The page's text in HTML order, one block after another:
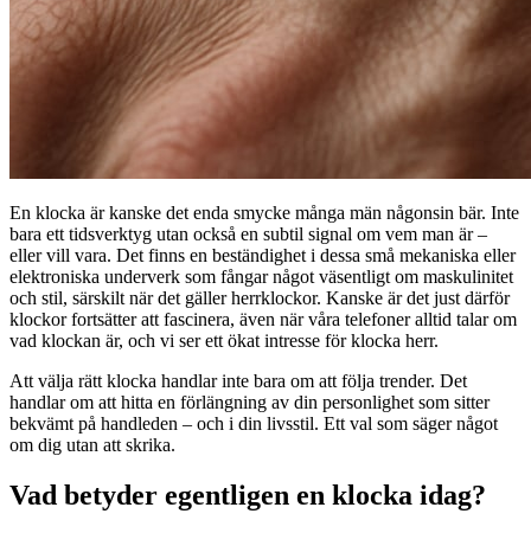
En klocka är kanske det enda smycke många män någonsin bär. Inte
bara ett tidsverktyg utan också en subtil signal om vem man är –
eller vill vara. Det finns en beständighet i dessa små mekaniska eller
elektroniska underverk som fångar något väsentligt om maskulinitet
och stil, särskilt när det gäller herrklockor. Kanske är det just därför
klockor fortsätter att fascinera, även när våra telefoner alltid talar om
vad klockan är, och vi ser ett ökat intresse för klocka herr.
Att välja rätt klocka handlar inte bara om att följa trender. Det
handlar om att hitta en förlängning av din personlighet som sitter
bekvämt på handleden – och i din livsstil. Ett val som säger något
om dig utan att skrika.
Vad betyder egentligen en klocka idag?